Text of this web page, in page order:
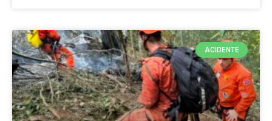
ACIDENTE